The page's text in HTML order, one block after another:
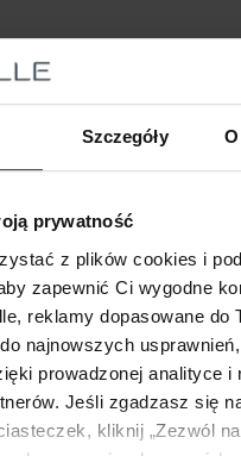
Szczegóły
prywatność
z plików cookies i
zapewnić Ci wygodne
reklamy dopasowane do
najnowszych
prowadzonej analityce i
Jeśli zgadzasz się
kliknij „Zezwól
Supreme
do koszyka